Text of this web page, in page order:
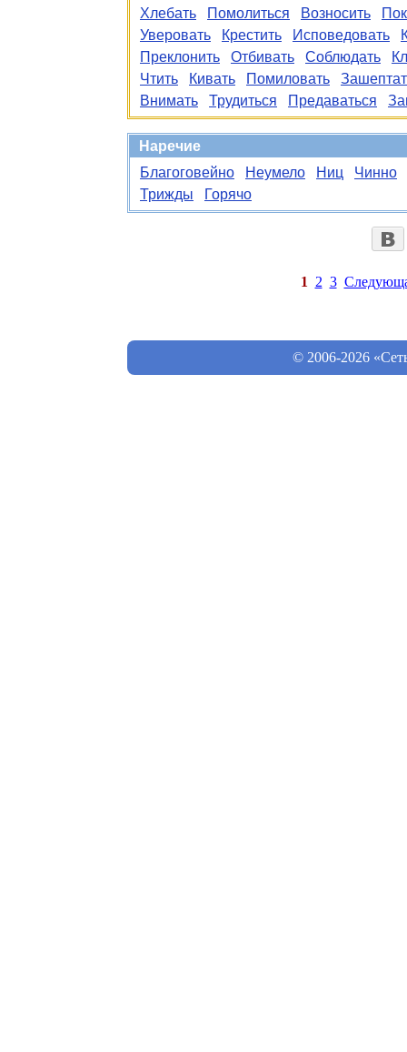
Хлебать
Помолиться Возносить
Уверовать
Крестить Исповедовать
Преклонить
Отбивать Соблюдать
Чтить
Кивать Помиловать
Внимать
Трудиться Предаваться
Наречие
Благоговейно
Неумело Ниц
Чинно
Трижды
Горячо
1 2 3
© 2006-2026